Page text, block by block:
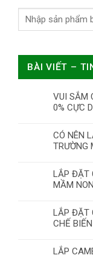
BÀI VIẾT –
VUI SẮM
0% CỰC
CÓ NÊN
TRƯỜNG
LẮP ĐẶT
MẦM NON
LẮP ĐẶT
CHẾ
LẮP